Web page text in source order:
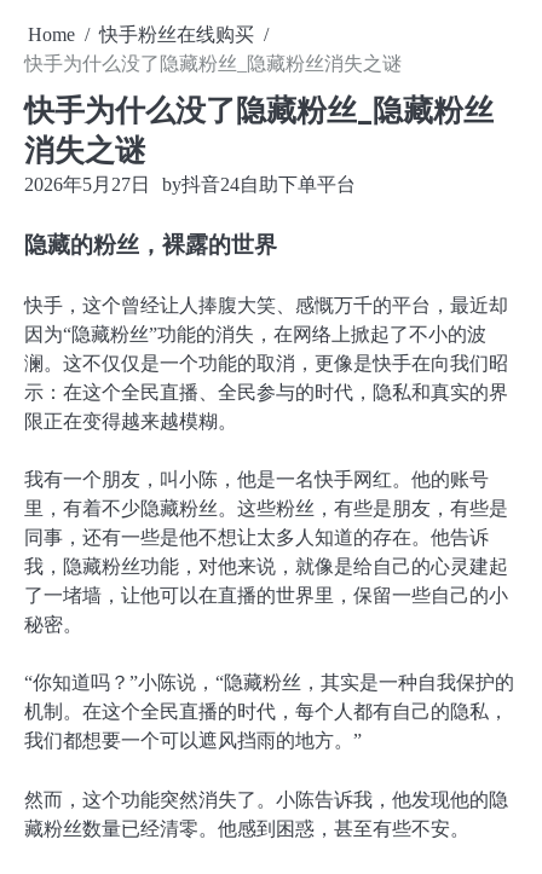
Home
快手粉丝在线购买
快手为什么没了隐藏粉丝_隐藏粉丝消失之谜
快手为什么没了隐藏粉丝_隐藏粉丝
消失之谜
2026年5月27日 by抖音24自助下单平台
隐藏的粉丝，裸露的世界
快手，这个曾经让人捧腹大笑、感慨万千的平台，最近却
因为“隐藏粉丝”功能的消失，在网络上掀起了不小的波
澜。这不仅仅是一个功能的取消，更像是快手在向我们昭
示：在这个全民直播、全民参与的时代，隐私和真实的界
限正在变得越来越模糊。
我有一个朋友，叫小陈，他是一名快手网红。他的账号
里，有着不少隐藏粉丝。这些粉丝，有些是朋友，有些是
同事，还有一些是他不想让太多人知道的存在。他告诉
我，隐藏粉丝功能，对他来说，就像是给自己的心灵建起
了一堵墙，让他可以在直播的世界里，保留一些自己的小
秘密。
“你知道吗？”小陈说，“隐藏粉丝，其实是一种自我保护的
机制。在这个全民直播的时代，每个人都有自己的隐私，
我们都想要一个可以遮风挡雨的地方。”
然而，这个功能突然消失了。小陈告诉我，他发现他的隐
藏粉丝数量已经清零。他感到困惑，甚至有些不安。